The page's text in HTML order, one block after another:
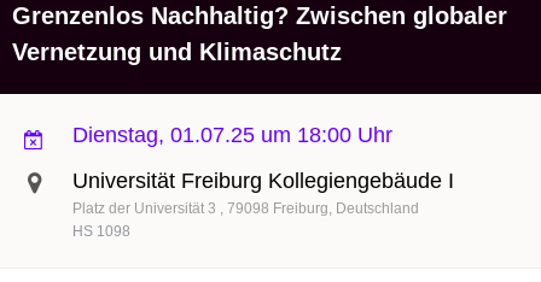
Grenzenlos Nachhaltig? Zwischen globaler
Vernetzung und Klimaschutz
Dienstag, 01.07.25 um 18:00 Uhr
Universität Freiburg Kollegiengebäude I
Platz der Universität 3 79098 Freiburg Deutschland
HS 1098